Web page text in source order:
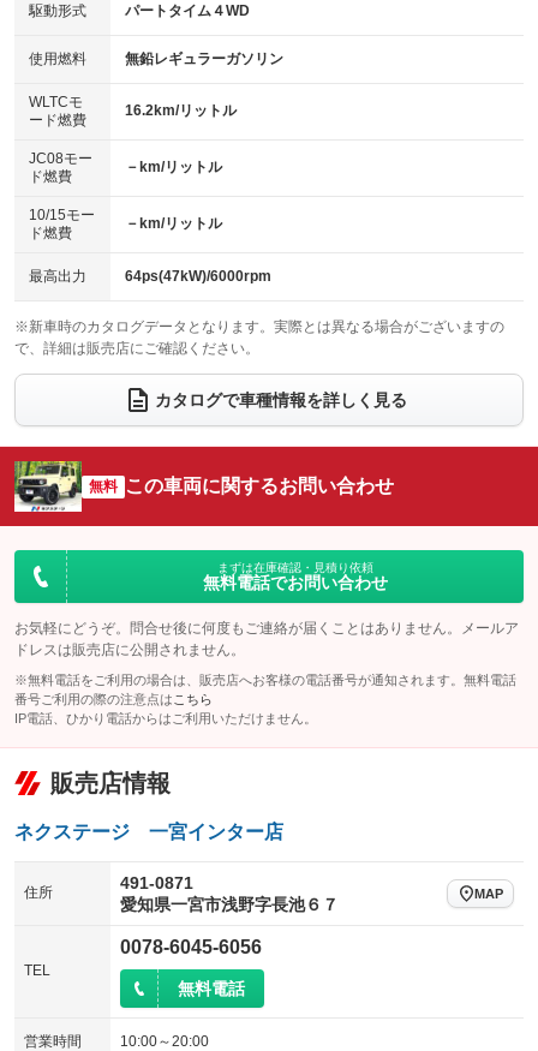
USB入力端子
：装備あり
100V電源
：装備なし
センターデフロック
：装備なし
電動格納ミラー
：装備あり
HID(キセノンライト)
：装備なし
バックカメラ
：装備あり
エアロ
：装備なし
：装備なし
パワーシート
ベンチシート
：装備なし
チップアップシート
：装備なし
：装備なし ：装備なし
ウォークスルー
：装備なし
電動リアゲート フロントカメラ
：装備なし
：装備なし ：装備なし
サイドカメラ
：装備なし ルーフレール
：装備なし
：装備なし
：装備あり
駆動形式 パートタイム４WD
使用燃料 無鉛レギュラーガソリン
WLTCモ
ード燃費
16.2km/リットル
JC08モー
ド燃費
－km/リットル
10/15モー
ド燃費
－km/リットル
最高出力 64ps(47kW)/6000rpm
※新車時のカタログデータとなります。実際とは異なる場合がございますの
で、詳細は販売店にご確認ください。
カタログで車種情報を詳しく見る
無料 この車両に関するお問い合わせ
まずは在庫確認・見積り依頼
無料電話でお問い合わせ
お気軽にどうぞ。問合せ後に何度もご連絡が届くことはありません。メールア
ドレスは販売店に公開されません。
※無料電話をご利用の場合は、販売店へお客様の電話番号が通知されます。無料電話
番号ご利用の際の注意点は こちら
IP電話、ひかり電話からはご利用いただけません。
販売店情報
ネクステージ 一宮インター店
住所
491-0871
愛知県一宮市浅野字長池６７
MAP
TEL
0078-6045-6056
無料電話
営業時間 10:00～20:00